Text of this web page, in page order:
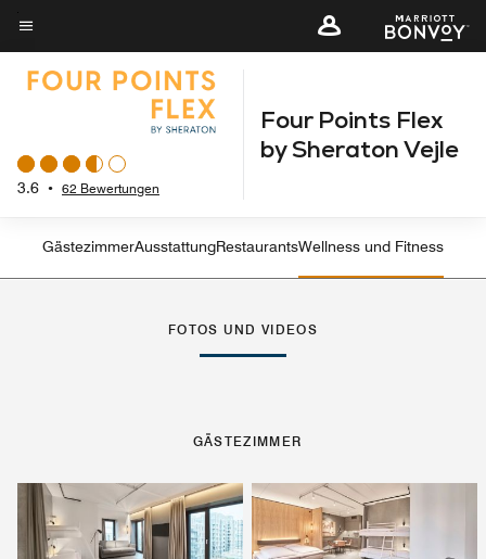
Skip
to
main
Menütext
3.6 • 62 Bewertungen
Four Points Flex
by Sheraton Vejle
GästezimmerAusstattungRestaurantsWellness und Fitness
FOTOS UND VIDEOS
GÄSTEZIMMER